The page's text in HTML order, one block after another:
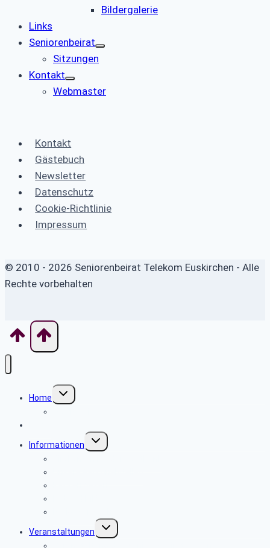
Bildergalerie
Links
Seniorenbeirat
Sitzungen
Kontakt
Webmaster
Kontakt
Gästebuch
Newsletter
Datenschutz
Cookie-Richtlinie
Impressum
© 2010 - 2026 Seniorenbeirat Telekom Euskirchen - Alle
Rechte vorbehalten
Home
Untermenü
umschalten
Informationen
Untermenü
umschalten
Veranstaltungen
Untermenü
umschalten